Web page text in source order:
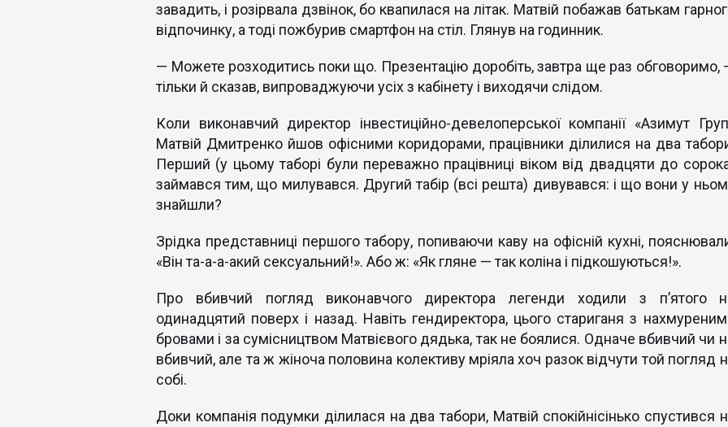
завадить, і розірвала дзвінок, бо квапилася на літак. Матвій побажав батькам
відпочинку, а тоді пожбурив смартфон на стіл. Глянув на годинник.
— Можете розходитись поки що. Презентацію доробіть, завтра ще раз обговоримо,
тільки й сказав, випроваджуючи усіх з кабінету і виходячи слідом.
Коли виконавчий директор інвестиційно-девелоперської компанії «Азимут
Матвій Дмитренко йшов офісними коридорами, працівники ділилися на два
Перший (у цьому таборі були переважно працівниці віком від двадцяти до
займався тим, що милувався. Другий табір (всі решта) дивувався: і що вони у
знайшли?
Зрідка представниці першого табору, попиваючи каву на офісній кухні,
«Він та-а-а-акий сексуальний!». Або ж: «Як гляне — так коліна і підкошуються!».
Про вбивчий погляд виконавчого директора легенди ходили з п’ятого
одинадцятий поверх і назад. Навіть гендиректора, цього стариганя з
бровами і за сумісництвом Матвієвого дядька, так не боялися. Одначе вбивчий чи
вбивчий, але та ж жіноча половина колективу мріяла хоч разок відчути той погляд
собі.
Доки компанія подумки ділилася на два табори, Матвій спокійнісінько спустився